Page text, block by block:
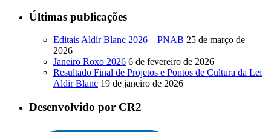
Últimas publicações
Editais Aldir Blanc 2026 – PNAB 25 de março de
2026
Janeiro Roxo 2026 6 de fevereiro de 2026
Resultado Final de Projetos e Pontos de Cultura da Lei
Aldir Blanc 19 de janeiro de 2026
Desenvolvido por CR2